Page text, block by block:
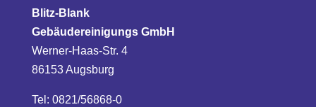
Blitz-Blank
Gebäudereinigungs GmbH
Werner-Haas-Str. 4
86153 Augsburg
Tel: 0821/56868-0